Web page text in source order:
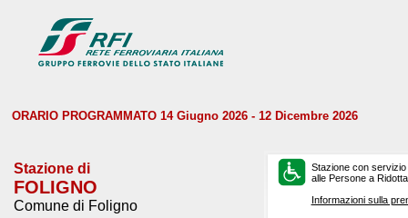
ORARIO PROGRAMMATO 14 Giugno 2026 - 12 Dicembre 2026
Stazione di
FOLIGNO
Comune di Foligno
Stazione con
alle Persone a
Informazioni sulla